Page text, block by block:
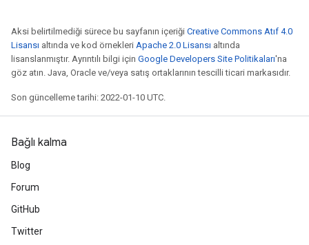
Aksi belirtilmediği sürece bu sayfanın içeriği Creative Commons Atıf 4.0
Lisansı altında ve kod örnekleri Apache 2.0 Lisansı altında
lisanslanmıştır. Ayrıntılı bilgi için Google Developers Site Politikaları'na
göz atın. Java, Oracle ve/veya satış ortaklarının tescilli ticari markasıdır.
Son güncelleme tarihi: 2022-01-10 UTC.
Bağlı kalma
Blog
Forum
GitHub
Twitter